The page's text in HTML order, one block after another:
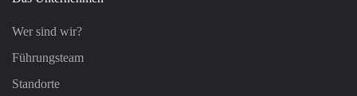
Wer sind wir?
Führungsteam
Standorte